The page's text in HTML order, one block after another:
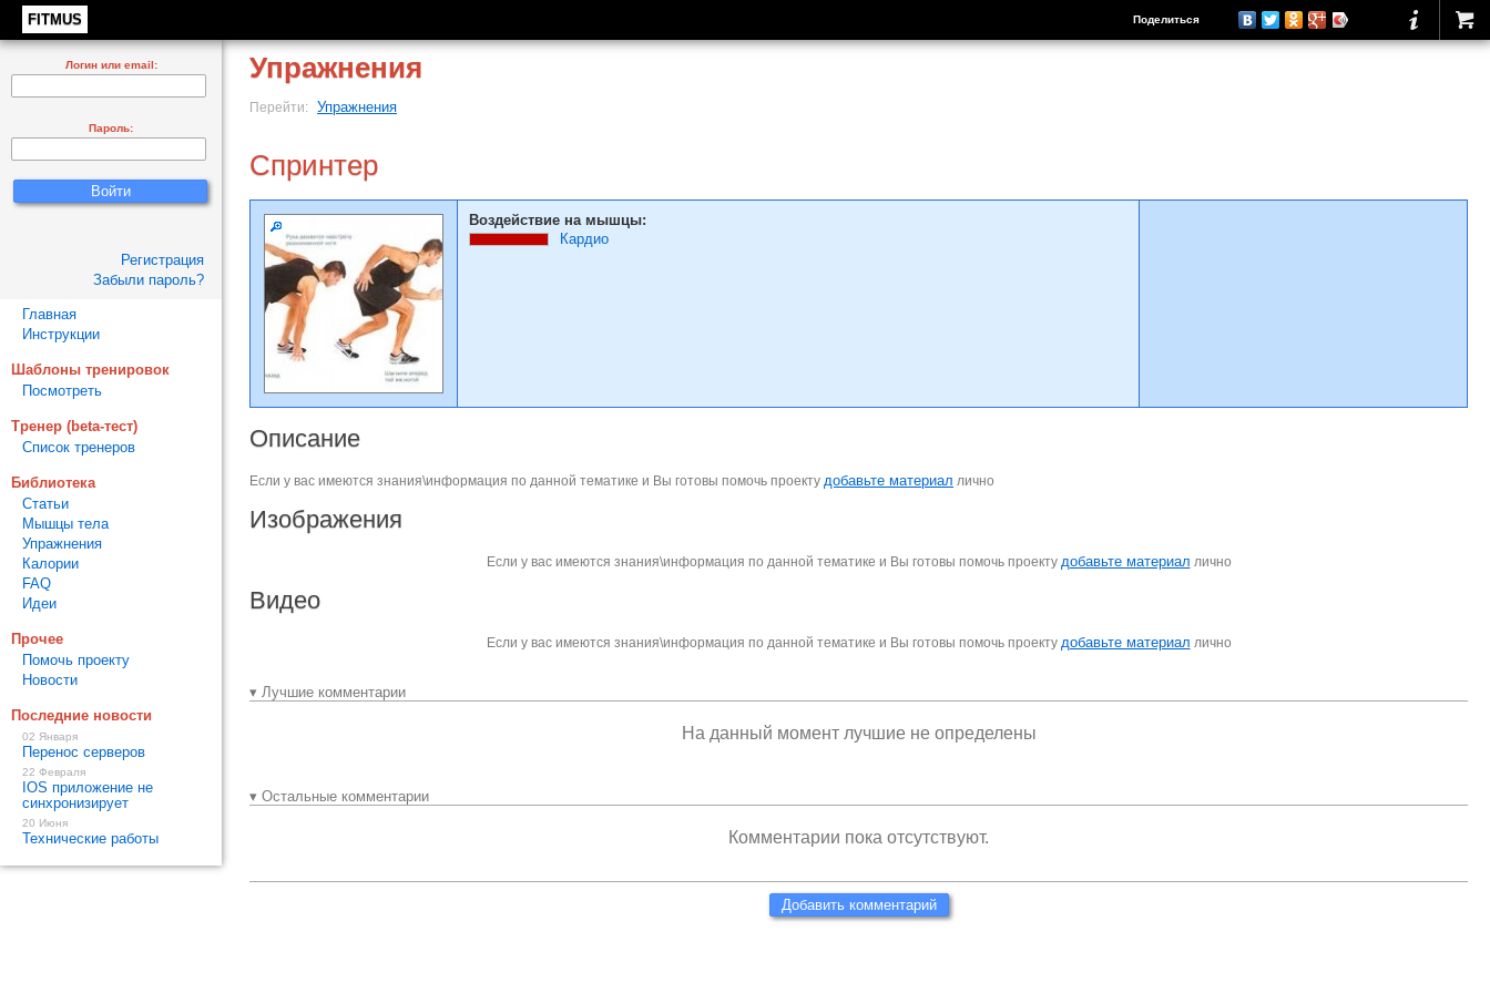
FITMUS Поделиться
Упражнения
Перейти: Упражнения
Спринтер
Воздействие на мышцы:
Кардио
Описание
Если у вас имеются знания\информация по данной тематике и Вы готовы помочь проекту добавьте материал лично
Изображения
Если у вас имеются знания\информация по данной тематике и Вы готовы помочь проекту добавьте материал лично
Видео
Если у вас имеются знания\информация по данной тематике и Вы готовы помочь проекту добавьте материал лично
▾ Лучшие комментарии
На данный момент лучшие не определены
▾ Остальные комментарии
Комментарии пока отсутствуют.
Добавить комментарий
Логин или email:
Пароль:
Регистрация
Забыли пароль?
Главная
Инструкции
Шаблоны тренировок
Посмотреть
Тренер (beta-тест)
Список тренеров
Библиотека
Статьи
Мышцы тела
Упражнения
Калории
FAQ
Идеи
Прочее
Помочь проекту
Новости
Последние новости
02 Января
Перенос серверов
22 Февраля
IOS приложение не
синхронизирует
20 Июня
Технические работы